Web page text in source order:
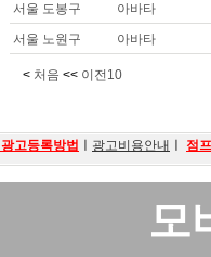
서울 도봉구
아바타
서울 노원구
아바타
< 처음 << 이전10
광고등록방법 광고비용안내 점
모